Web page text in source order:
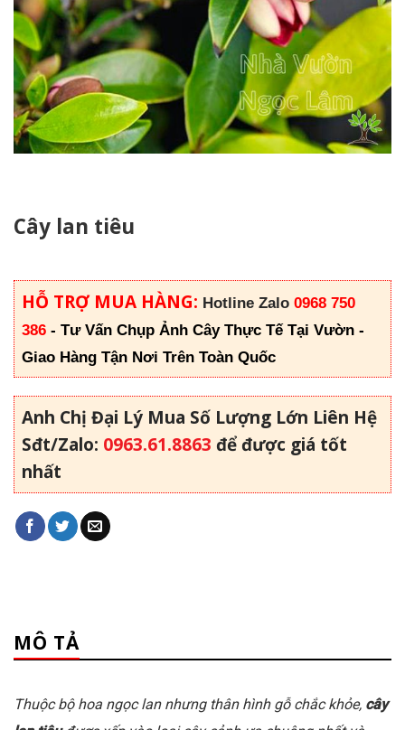
Cây lan tiêu
HỖ TRỢ MUA HÀNG: Hotline Zalo 0968 750
386 - Tư Vấn Chụp Ảnh Cây Thực Tế Tại Vườn -
Giao Hàng Tận Nơi Trên Toàn Quốc
Anh Chị Đại Lý Mua Số Lượng Lớn Liên Hệ
Sđt/Zalo: 0963.61.8863 để được giá tốt
nhất
MÔ TẢ
Thuộc bộ hoa ngọc lan nhưng thân hình gỗ chắc khỏe, cây